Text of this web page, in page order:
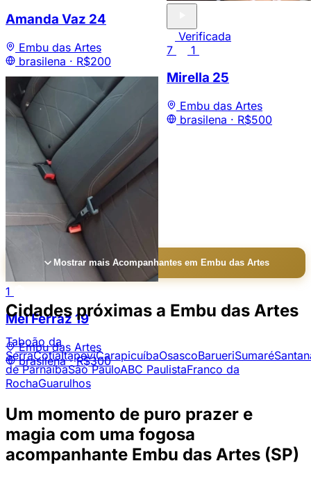
Verificada
7
1
Mirella 25
Embu das Artes
brasilena · R$500
Amanda Vaz 24
Embu das Artes
brasilena · R$200
1
Mel Ferraz19
Embu das Artes
brasilena ·R$300
Mostrar mais Acompanhantes em Embu das Artes
Cidades próximas a Embu das Artes
Taboão da
SerraCotiaItapeviCarapicuíbaOsascoBarueriSumaré
de ParnaíbaSão PauloABC PaulistaFranco da
RochaGuarulhos
Um momento de puro prazer e
magia com uma fogosa
acompanhante Embu das Artes (SP)